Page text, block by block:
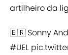
artilheiro da
🇧🇷 Sonny
#UEL